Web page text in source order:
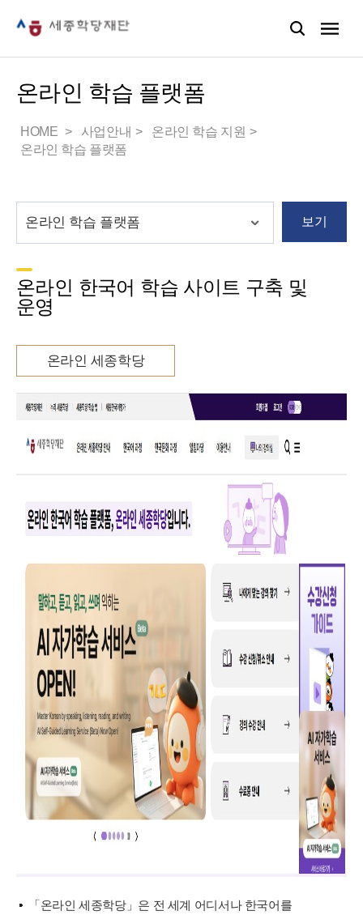
온라인 학습 플랫폼
HOME 사업안내
온라인 학습 지원
온라인 학습 플랫폼
보기
온라인 한국어 학습 사이트 구축 및
운영
온라인 세종학당
「온라인 세종학당」은 전 세계 어디서나 한국어를